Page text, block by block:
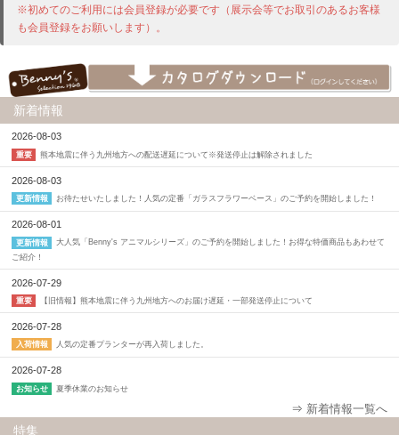
※初めてのご利用には会員登録が必要です（展示会等でお取引のあるお客様
も会員登録をお願いします）。
新着情報
2026-08-03
重要 熊本地震に伴う九州地方への配送遅延について※発送停止は解除されました
2026-08-03
更新情報 お待たせいたしました！人気の定番「ガラスフラワーベース」のご予約を開始しました！
2026-08-01
更新情報
大人気「Benny's アニマルシリーズ」のご予約を開始しました！お得な特価商品もあわせて
ご紹介！
2026-07-29
重要 【旧情報】熊本地震に伴う九州地方へのお届け遅延・一部発送停止について
2026-07-28
入荷情報 人気の定番プランターが再入荷しました。
2026-07-28
お知らせ 夏季休業のお知らせ
⇒ 新着情報一覧へ
特集